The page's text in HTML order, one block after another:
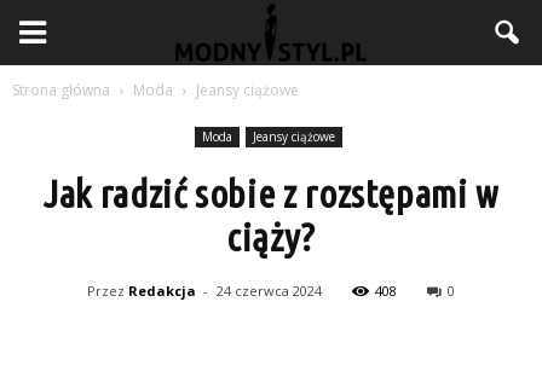
Strona główna Moda Jeansy ciążowe
Moda Jeansy ciążowe
Jak radzić sobie z rozstępami w
ciąży?
Przez Redakcja - 24 czerwca 2024 408 0